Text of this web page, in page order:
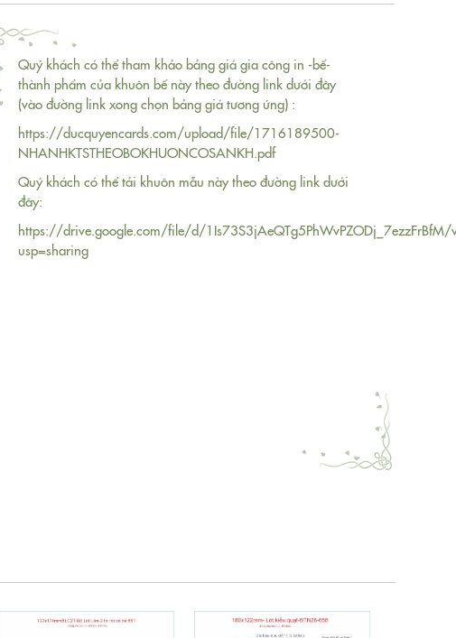
Quý khách có thể tham khảo bảng giá gia công in -bế-
thành phẩm của khuôn bế này theo đường link dưới đây
(vào đường link xong chọn bảng giá tương ứng) :
https://ducquyencards.com/upload/file/1716189500-
NHANHKTSTHEOBOKHUONCOSANKH.pdf
Quý khách có thể tải khuôn mẫu này theo đường link dưới
đây:
https://drive.google.com/file/d/1Is73S3jAeQTg5PhWvPZODj_7ezzFrBfM/
usp=sharing